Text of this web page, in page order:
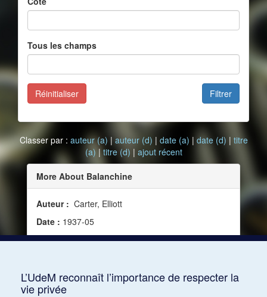
Tous les champs
Filtrer
Réinitialiser
Classer par : auteur (a) | auteur (d) | date (a) | date (d) | titre
(a) | titre (d) | ajout récent
More About Balanchine
Auteur : Carter, Elliott
Date : 1937-05
Source :Modern Music, vol. 14, no 4 (mai 1937)
L’UdeM reconnaît l’importance de respecter la
vie privée